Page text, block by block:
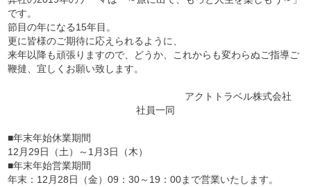
です。
節目の年になる15年目。
更に皆様のご期待に応えられるように、
来年以降も頑張りますので、どうか、これからも変わらぬご指導ご
鞭撻、宜しくお願い致します。
アクトトラベル株式会社
社員一同
■年末年始休業期間
12月29日（土）～1月3日（木）
■年末年始営業期間
年末：12月28日（金）09：30～19：00まで営業いたします。